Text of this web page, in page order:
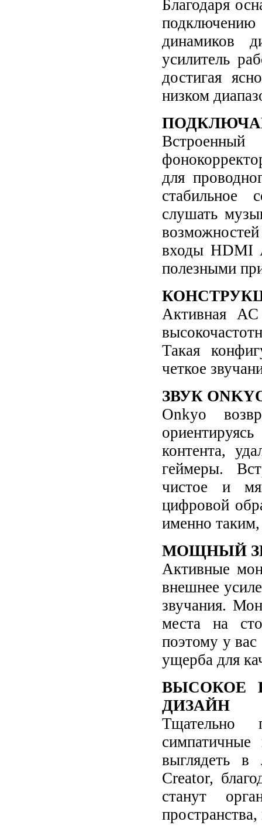
Благодаря
динамиков
усилитель
достигая
низком
для
стабильное
слушать
входы HDMI
полезными
Активная
Такая
четкое
ЗВУК
Onkyo
контента,
геймеры.
чистое и
цифровой
именно
МОЩНЫЙ
Активные
внешнее
звучания.
места на
поэтому у вас
ущерба для
ВЫСОКОЕ
ДИЗАЙН
Тщательно
выглядеть
Creator,
станут